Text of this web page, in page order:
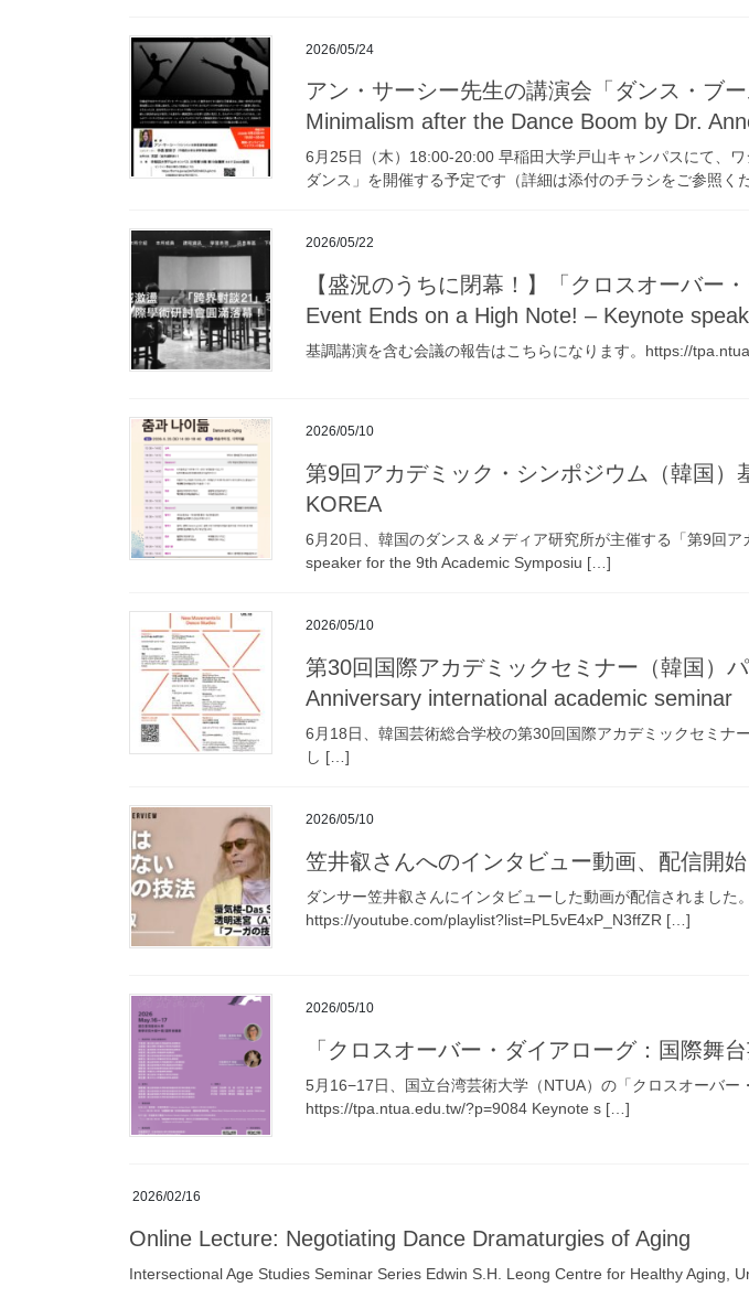
2026/05/24
アン・サーシー先生の講演会「ダンス・ブ
Minimalism after the Dance Boom by Dr.
6月25日（木）18:00-20:00 早稲田大学戸山キャンパスにて、
ダンス」を開催する予定です（詳細は添付のチラシをご参照く
2026/05/22
【盛況のうちに閉幕！】「クロスオーバー
Event Ends on a High Note! – Keynote
基調講演を含む会議の報告はこちらになります。https://
2026/05/10
第9回アカデミック・シンポジウム（韓国
KOREA
6月20日、韓国のダンス＆メディア研究所が主催する「第9回
speaker for the 9th Academic Symposiu […]
2026/05/10
第30回国際アカデミックセミナー（韓国）
Anniversary international academic seminar
6月18日、韓国芸術総合学校の第30回国際アカデミックセミナ
し […]
2026/05/10
笠井叡さんへのインタビュー動画、配信開
ダンサー笠井叡さんにインタビューした動画が配信されまし
https://youtube.com/playlist?list=PL5vE4xP_N3ffZR […]
2026/05/10
「クロスオーバー・ダイアローグ：国際舞
5月16−17日、国立台湾芸術大学（NTUA）の「クロスオーバ
https://tpa.ntua.edu.tw/?p=9084 Keynote s […]
2026/02/16
Online Lecture: Negotiating Dance Dramaturgies of Aging
Intersectional Age Studies Seminar Series Edwin S.H. Leong Centre for Healthy Aging,